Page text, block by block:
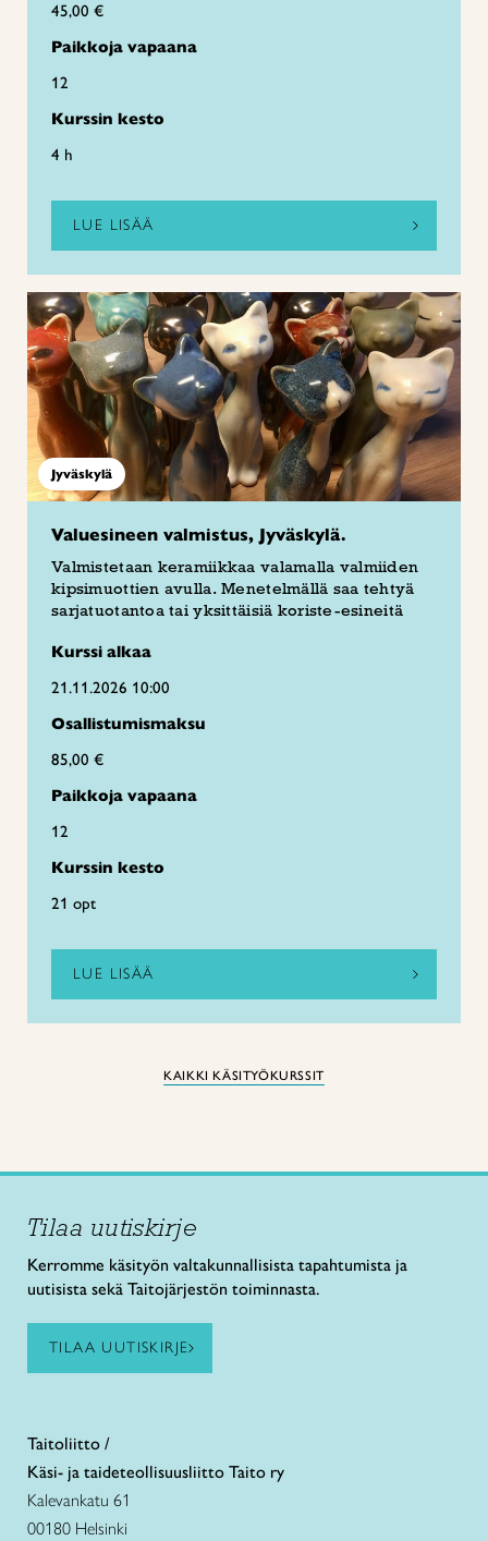
45,00 €
Paikkoja vapaana
12
Kurssin kesto
4 h
LUE LISÄÄ
Jyväskylä
Valuesineen valmistus, Jyväskylä.
Valmistetaan keramiikkaa valamalla valmiiden
kipsimuottien avulla. Menetelmällä saa tehtyä
sarjatuotantoa tai yksittäisiä koriste-esineitä
Kurssi alkaa
21.11.2026 10:00
Osallistumismaksu
85,00 €
Paikkoja vapaana
12
Kurssin kesto
21 opt
LUE LISÄÄ
KAIKKI KÄSITYÖKURSSIT
Tilaa uutiskirje
Kerromme käsityön valtakunnallisista tapahtumista ja
uutisista sekä Taitojärjestön toiminnasta.
TILAA UUTISKIRJE
Taitoliitto /
Käsi- ja taideteollisuusliitto Taito ry
Kalevankatu 61
00180 Helsinki